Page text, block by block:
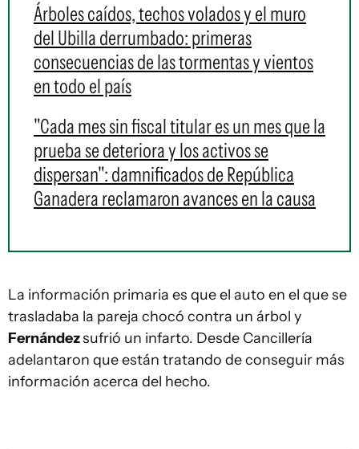
Árboles caídos, techos volados y el muro
del Ubilla derrumbado: primeras
consecuencias de las tormentas y vientos
en todo el país
"Cada mes sin fiscal titular es un mes que la
prueba se deteriora y los activos se
dispersan": damnificados de República
Ganadera reclamaron avances en la causa
La información primaria es que el auto en el que se
trasladaba la pareja chocó contra un árbol y
Fernándezsufrió un infarto. Desde Cancillería
adelantaron que están tratando de conseguir más
información acerca del hecho.